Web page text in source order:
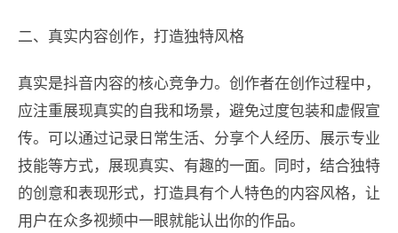
二、真实内容创作，打造独特风格
真实是抖音内容的核心竞争力。创作者在创作过程中，
应注重展现真实的自我和场景，避免过度包装和虚假宣
传。可以通过记录日常生活、分享个人经历、展示专业
技能等方式，展现真实、有趣的一面。同时，结合独特
的创意和表现形式，打造具有个人特色的内容风格，让
用户在众多视频中一眼就能认出你的作品。